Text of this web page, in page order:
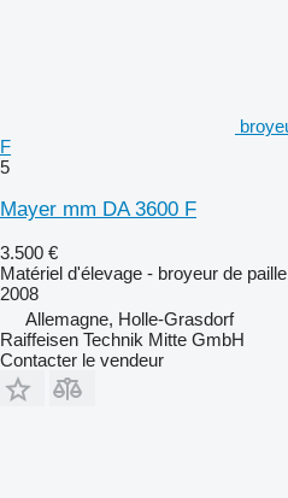
F
5
Mayer mm DA 3600 F
3.500 €
Matériel d'élevage - broyeur de paille
2008
Allemagne, Holle-Grasdorf
Raiffeisen Technik Mitte GmbH
Contacter le vendeur